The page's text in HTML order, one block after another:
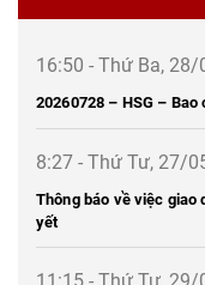
16:50 - Thứ Ba,
20260728 – HSG –
8:27 - Thứ Tư, 27/
Thông báo về việc
yết
11:15 - Thứ Tư,